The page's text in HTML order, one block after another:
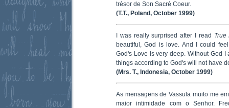
trésor de Son Sacré Coeur.
(T.T., Poland, October 1999)
I was really surprised after I read
beautiful, God is love. And I could
God's Love is very deep. Without God
things according to God's will not have
(Mrs. T., Indonesia, October 1999)
As mensagens de Vassula muito me
maior intimidade com o Senhor.